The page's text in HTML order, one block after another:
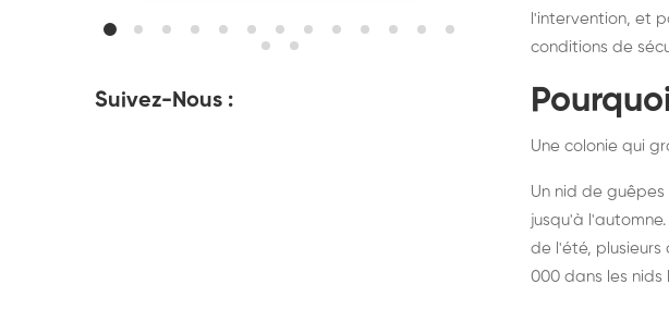
Suivez-Nous :
l'intervention, et
conditions de
Une colonie qui
Un nid de
jusqu'à
de l'été, plusieurs
000 dans les nids